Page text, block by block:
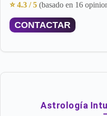
⭐ 4.3 / 5 (basado en 16
CONTACTAR
Astrología